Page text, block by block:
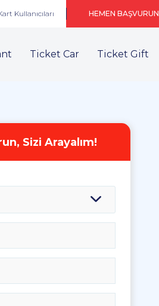
Kullanıcıları HEMEN BAŞVURUN
Ticket Car Ticket Gift
Sizi Arayalım!